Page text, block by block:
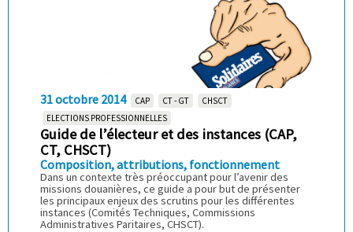
31 octobre 2014 CAP CT - GT
CHSCT
ELECTIONS PROFESSIONNELLES
Guide de l’électeur et des instances (CAP,
CT, CHSCT)
Composition, attributions, fonctionnement
Dans un contexte très préoccupant pour l’avenir des
missions douanières, ce guide a pour but de présenter
les principaux enjeux des scrutins pour les différentes
instances (Comités Techniques, Commissions
Administratives Paritaires, CHSCT).